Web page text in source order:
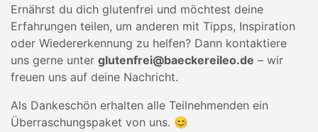
Ernährst du dich glutenfrei und möchtest deine
Erfahrungen teilen, um anderen mit Tipps, Inspiration
oder Wiedererkennung zu helfen? Dann kontaktiere
uns gerne unter glutenfrei@baeckereileo.de – wir
freuen uns auf deine Nachricht.
Als Dankeschön erhalten alle Teilnehmenden ein
Überraschungspaket von uns. 😊